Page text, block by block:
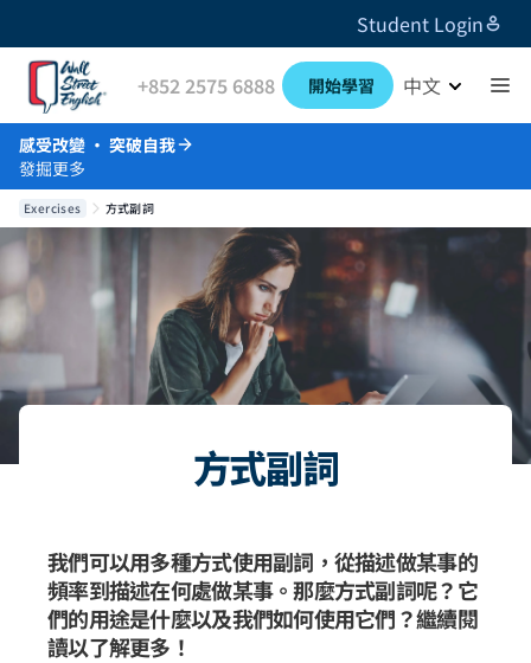
Student Login
+852 2575 6888 開始學習 中文
感受改變 · 突破自我
發掘更多
Exercises 方式副詞
方式副詞
我們可以用多種方式使用副詞，從描述做某事的
頻率到描述在何處做某事。那麼方式副詞呢？它
們的用途是什麼以及我們如何使用它們？繼續閱
讀以了解更多！